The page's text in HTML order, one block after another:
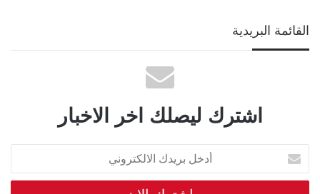
القائمة البريدية
اشترك ليصلك اخر الاخبار
أدخل
بريدك
الالكتروني